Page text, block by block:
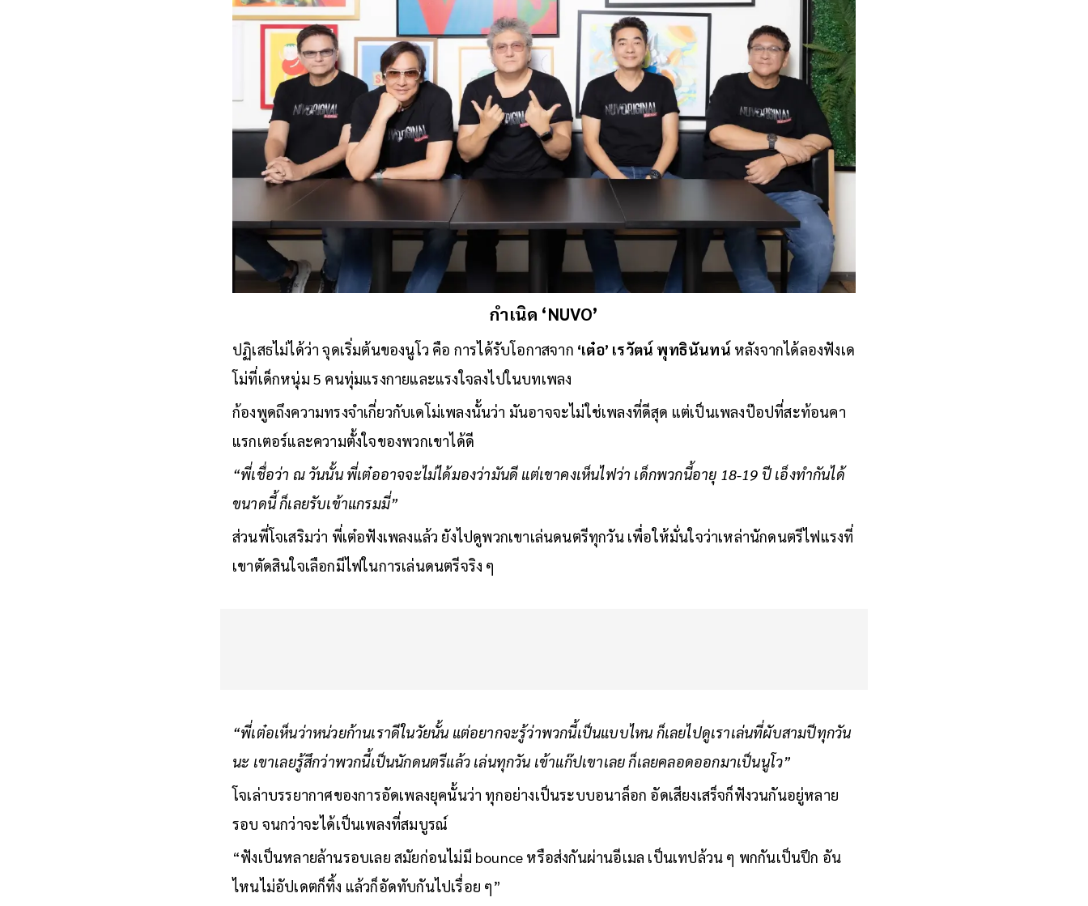
กำเนิด ‘NUVO’
ปฏิเสธไม่ได้ว่า จุดเริ่มต้นของนูโว คือ การได้รับโอกาสจาก ‘เต๋อ’ เรวัตน์ พุทธินันทน์ หลังจากได้ลองฟังเด
โม่ที่เด็กหนุ่ม 5 คนทุ่มแรงกายและแรงใจลงไปในบทเพลง
ก้องพูดถึงความทรงจำเกี่ยวกับเดโม่เพลงนั้นว่า มันอาจจะไม่ใช่เพลงที่ดีสุด แต่เป็นเพลงป๊อปที่สะท้อนคา
แรกเตอร์และความตั้งใจของพวกเขาได้ดี
“พี่เชื่อว่า ณ วันนั้น พี่เต๋ออาจจะไม่ได้มองว่ามันดี แต่เขาคงเห็นไฟว่า เด็กพวกนี้อายุ 18-19 ปี เอ็งทำกันได้
ขนาดนี้ ก็เลยรับเข้าแกรมมี่”
ส่วนพี่โจเสริมว่า พี่เต๋อฟังเพลงแล้ว ยังไปดูพวกเขาเล่นดนตรีทุกวัน เพื่อให้มั่นใจว่าเหล่านักดนตรีไฟแรงที่
เขาตัดสินใจเลือกมีไฟในการเล่นดนตรีจริง ๆ
“พี่เต๋อเห็นว่าหน่วยก้านเราดีในวัยนั้น แต่อยากจะรู้ว่าพวกนี้เป็นแบบไหน ก็เลยไปดูเราเล่นที่ผับสามปีทุกวัน
นะ เขาเลยรู้สึกว่าพวกนี้เป็นนักดนตรีแล้ว เล่นทุกวัน เข้าแก๊ปเขาเลย ก็เลยคลอดออกมาเป็นนูโว”
โจเล่าบรรยากาศของการอัดเพลงยุคนั้นว่า ทุกอย่างเป็นระบบอนาล็อก อัดเสียงเสร็จก็ฟังวนกันอยู่หลาย
รอบ จนกว่าจะได้เป็นเพลงที่สมบูรณ์
“ฟังเป็นหลายล้านรอบเลย สมัยก่อนไม่มี bounce หรือส่งกันผ่านอีเมล เป็นเทปล้วน ๆ พกกันเป็นปึก อัน
ไหนไม่อัปเดตก็ทิ้ง แล้วก็อัดทับกันไปเรื่อย ๆ”